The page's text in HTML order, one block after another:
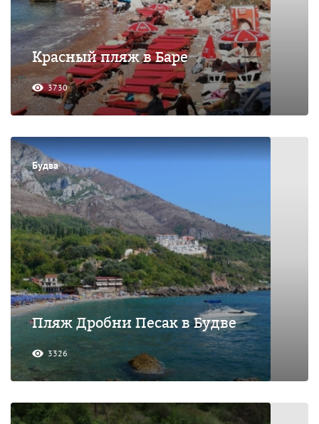
Красный пляж в Баре
3730
Будва
Пляж Дробни Песак в Будве
3326